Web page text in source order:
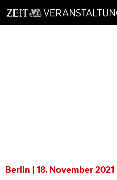
zum
Seiteninhalt
zum
Footer-
Berlin | 18. November 2021